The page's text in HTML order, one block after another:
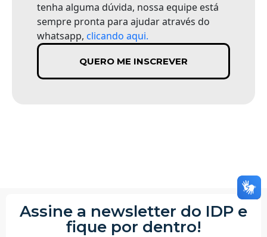
tenha alguma dúvida, nossa equipe está
sempre pronta para ajudar através do
whatsapp, clicando aqui.
QUERO ME INSCREVER
Assine a newsletter do IDP e
fique por dentro!